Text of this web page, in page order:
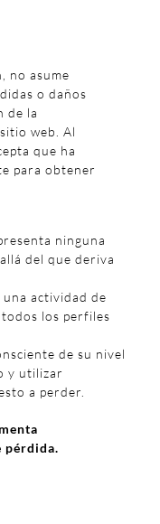
no asume
o daños
de la
web. Al
que ha
para obtener
ninguna
del que deriva
actividad de
los perfiles
de su nivel
y utilizar
a perder.
pérdida.